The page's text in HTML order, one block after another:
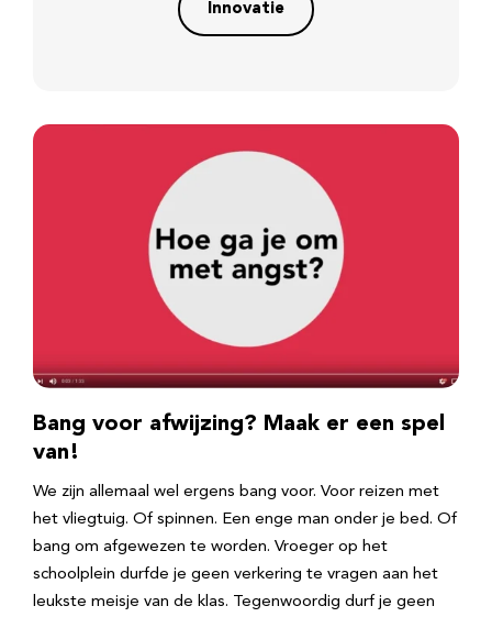
Innovatie
Bang voor afwijzing? Maak er een spel
van!
We zijn allemaal wel ergens bang voor. Voor reizen met
het vliegtuig. Of spinnen. Een enge man onder je bed. Of
bang om afgewezen te worden. Vroeger op het
schoolplein durfde je geen verkering te vragen aan het
leukste meisje van de klas. Tegenwoordig durf je geen